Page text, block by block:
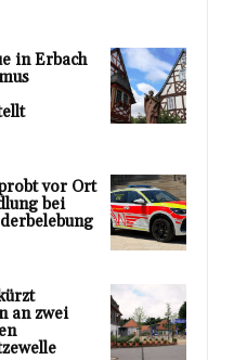
in Erbach
vor Ort
bei
an zwei